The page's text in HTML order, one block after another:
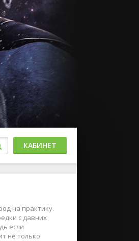
КАБИНЕТ
на практику.
с давних
если
не только